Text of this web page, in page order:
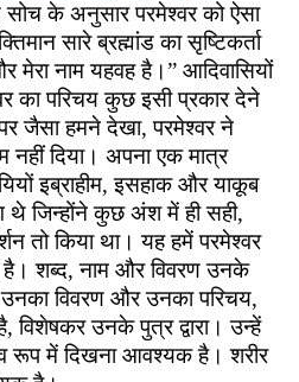
सोच के अनुसार परमेश्वर को ऐसा
सारे ब्रह्मांड का सृष्टिकर्ता
मेरा नाम यहवह है।” आदिवासियों
का परिचय कुछ इसी प्रकार देने
जैसा हमने देखा, परमेश्वर ने
नहीं दिया। अपना एक मात्र
इब्राहीम, इसहाक और याकूब
थे जिन्होंने कुछ अंश में ही सही,
तो किया था। यह हमें परमेश्वर
है। शब्द, नाम और विवरण उनके
उनका विवरण और उनका परिचय,
है, विशेषकर उनके पुत्र द्वारा। उन्हें
रूप में दिखना आवश्यक है। शरीर